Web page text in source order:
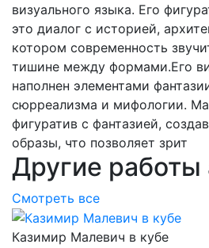
визуального языка. Его
это диалог с историей,
котором современность
тишине между формами.Его
наполнен элементами
сюрреализма и мифологии.
фигуратив с фантазией,
образы, что позволяет зрит
Другие работы
Смотреть все
Казимир Малевич в кубе